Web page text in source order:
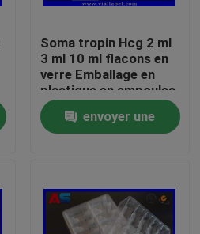
Soma tropin Hcg 2 ml
3 ml 10 ml flacons en
verre Emballage en
plastique en ampoules
pour les flacons
peptidiquesenvoyer une